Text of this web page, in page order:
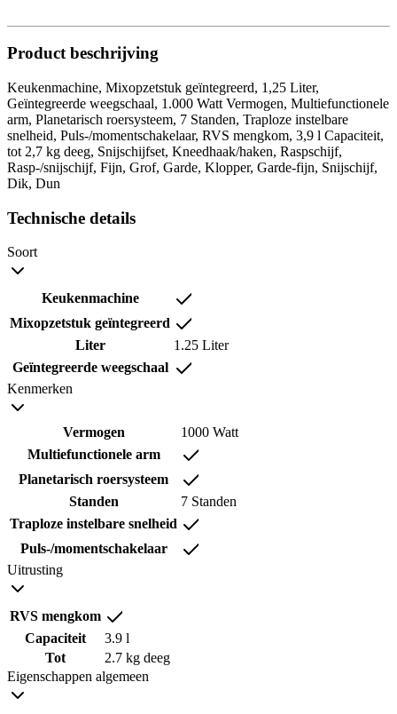
Product beschrijving
Keukenmachine, Mixopzetstuk geïntegreerd, 1,25 Liter,
Geïntegreerde weegschaal, 1.000 Watt Vermogen, Multiefunctionele
arm, Planetarisch roersysteem, 7 Standen, Traploze instelbare
snelheid, Puls-/momentschakelaar, RVS mengkom, 3,9 l Capaciteit,
tot 2,7 kg deeg, Snijschijfset, Kneedhaak/haken, Raspschijf,
Rasp-/snijschijf, Fijn, Grof, Garde, Klopper, Garde-fijn, Snijschijf,
Dik, Dun
Technische details
Soort
Keukenmachine
Mixopzetstuk geïntegreerd
Liter
1.25 Liter
Geïntegreerde weegschaal
Kenmerken
Vermogen
1000 Watt
Multiefunctionele arm
Planetarisch roersysteem
Standen
7 Standen
Traploze instelbare snelheid
Puls-/momentschakelaar
Uitrusting
RVS mengkom
Capaciteit
3.9 l
Tot
2.7 kg deeg
Eigenschappen algemeen